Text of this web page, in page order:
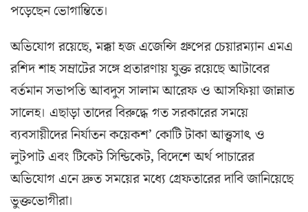
পড়েছেন ভোগান্তিতে।
অভিযোগ রয়েছে, মক্কা হজ এজেন্সি গ্রুপের চেয়ারম্যান এমএ
রশিদ শাহ সম্রাটের সঙ্গে প্রতারণায় যুক্ত রয়েছে আটাবের
বর্তমান সভাপতি আবদুস সালাম আরেফ ও আসফিয়া জান্নাত
সালেহ। এছাড়া তাদের বিরুদ্ধে গত সরকারের সময়ে
ব্যবসায়ীদের নির্যাতন কয়েকশ’ কোটি টাকা আত্ত্বসাৎ ও
লুটপাট এবং টিকেট সিন্ডিকেট, বিদেশে অর্থ পাচারের
অভিযোগ এনে দ্রুত সময়ের মধ্যে গ্রেফতারের দাবি জানিয়েছে
ভুক্তভোগীরা।